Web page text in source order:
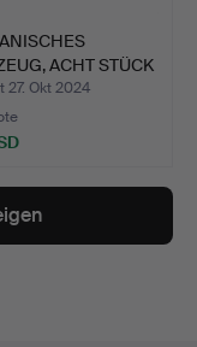
ACHT STÜCK
27. Okt 2024